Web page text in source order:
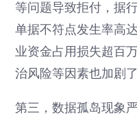
等问题导致拒付，据
单据不符点发生率高
业资金占用损失超百
治风险等因素也加剧
第三，数据孤岛现象